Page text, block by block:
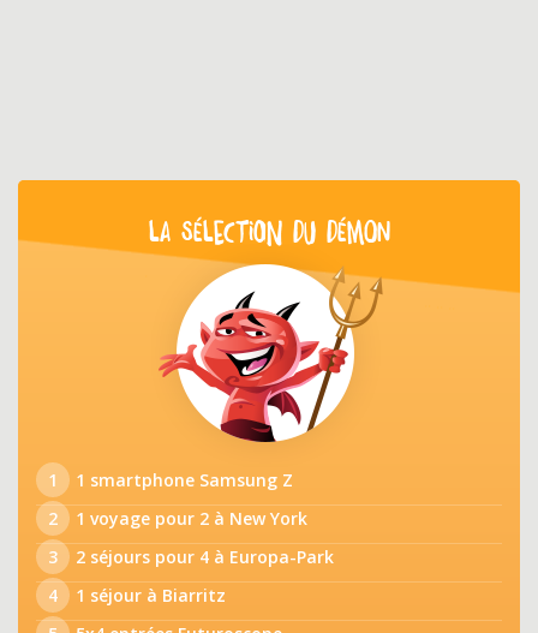
LA SÉLECTION DU DÉMON
1
1 smartphone Samsung Z
2
1 voyage pour 2 à New York
3
2 séjours pour 4 à Europa-Park
4
1 séjour à Biarritz